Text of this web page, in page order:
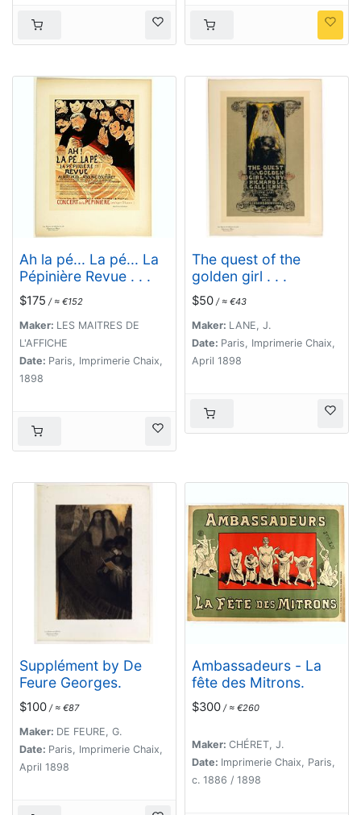
Ah la pé... La pé... La
Pépinière Revue . . .
$175 / ≈ €152
Maker: LES MAITRES DE
L'AFFICHE
Date: Paris, Imprimerie Chaix,
1898
The quest of the
golden girl . . .
$50 / ≈ €43
Maker: LANE, J.
Date: Paris, Imprimerie Chaix,
April 1898
Supplément by De
Feure Georges.
$100 / ≈ €87
Maker: DE FEURE, G.
Date: Paris, Imprimerie Chaix,
April 1898
Ambassadeurs - La
fête des Mitrons.
$300 / ≈ €260
Maker: CHÉRET, J.
Date: Imprimerie Chaix, Paris,
c. 1886 / 1898